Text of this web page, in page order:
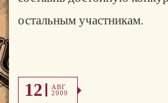
остальным участникам.
12
АВГ
2009